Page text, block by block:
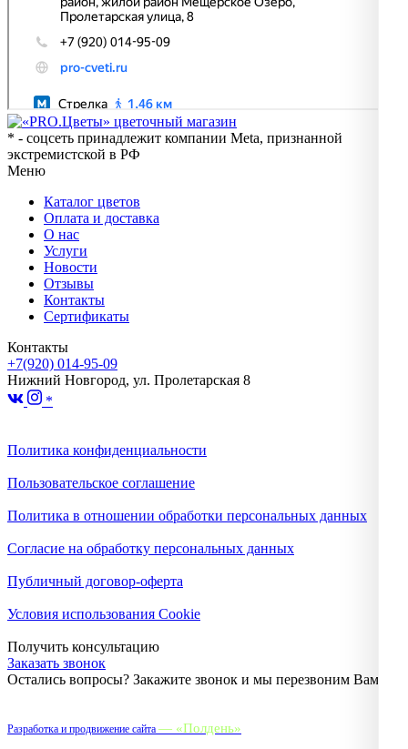
* - соцсеть принадлежит компании Meta, признанной
экстремистской в РФ
Меню
Каталог цветов
Оплата и доставка
О нас
Услуги
Новости
Отзывы
Контакты
Сертификаты
Контакты
+7(920) 014-95-09
Нижний Новгород, ул. Пролетарская 8
*
Политика конфиденциальности
Пользовательское соглашение
Политика в отношении обработки персональных данных
Согласие на обработку персональных данных
Публичный договор-оферта
Условия использования Cookie
Получить консультацию
Заказать звонок
Остались вопросы? Закажите звонок и мы перезвоним Вам.
Разработка и продвижение сайта — «Полдень»